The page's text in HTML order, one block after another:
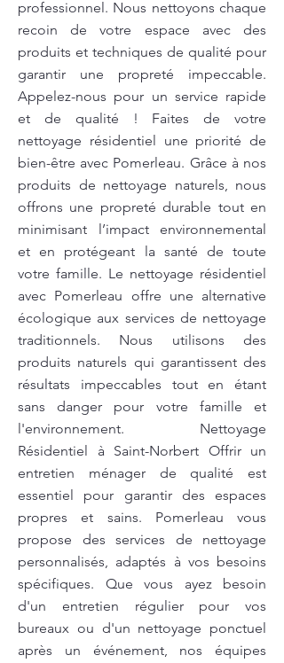
professionnel. Nous nettoyons chaque
recoin de votre espace avec des
produits et techniques de qualité pour
garantir une propreté impeccable.
Appelez-nous pour un service rapide
et de qualité ! Faites de votre
nettoyage résidentiel une priorité de
bien-être avec Pomerleau. Grâce à nos
produits de nettoyage naturels, nous
offrons une propreté durable tout en
minimisant l’impact environnemental
et en protégeant la santé de toute
votre famille. Le nettoyage résidentiel
avec Pomerleau offre une alternative
écologique aux services de nettoyage
traditionnels. Nous utilisons des
produits naturels qui garantissent des
résultats impeccables tout en étant
sans danger pour votre famille et
l'environnement. Nettoyage
Résidentiel à Saint-Norbert Offrir un
entretien ménager de qualité est
essentiel pour garantir des espaces
propres et sains. Pomerleau vous
propose des services de nettoyage
personnalisés, adaptés à vos besoins
spécifiques. Que vous ayez besoin
d'un entretien régulier pour vos
bureaux ou d'un nettoyage ponctuel
après un événement, nos équipes